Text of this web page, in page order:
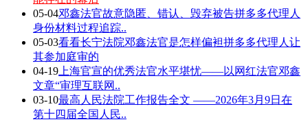
05-04邓鑫法官故意隐匿、错认、毁弃被告拼多多代理人
身份材料过程追踪..
05-03看看长宁法院邓鑫法官是怎样偏袒拼多多代理人让
其参加庭审的
04-19 上海官宣的优秀法官水平堪忧——以网红法官邓鑫
文章“审理互联网..
03-10最高人民法院工作报告全文 ——2026年3月9日在
第十四届全国人民..